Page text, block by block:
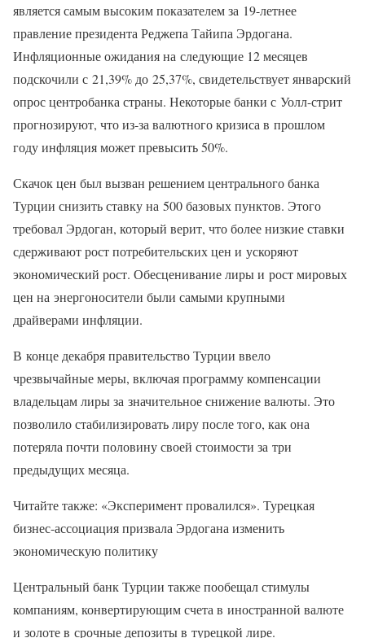
является самым высоким показателем за 19-летнее
правление президента Реджепа Тайипа Эрдогана.
Инфляционные ожидания на следующие 12 месяцев
подскочили с 21,39% до 25,37%, свидетельствует январский
опрос центробанка страны. Некоторые банки с Уолл-стрит
прогнозируют, что из-за валютного кризиса в прошлом
году инфляция может превысить 50%.
Скачок цен был вызван решением центрального банка
Турции снизить ставку на 500 базовых пунктов. Этого
требовал Эрдоган, который верит, что более низкие ставки
сдерживают рост потребительских цен и ускоряют
экономический рост. Обесценивание лиры и рост мировых
цен на энергоносители были самыми крупными
драйверами инфляции.
В конце декабря правительство Турции ввело
чрезвычайные меры, включая программу компенсации
владельцам лиры за значительное снижение валюты. Это
позволило стабилизировать лиру после того, как она
потеряла почти половину своей стоимости за три
предыдущих месяца.
Читайте также: «Эксперимент провалился». Турецкая
бизнес-ассоциация призвала Эрдогана изменить
экономическую политику
Центральный банк Турции также пообещал стимулы
компаниям, конвертирующим счета в иностранной валюте
и золоте в срочные депозиты в турецкой лире.